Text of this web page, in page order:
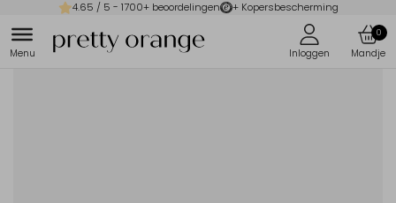
4.65 / 5 - 1700+ beoordelingen + Kopersbescherming
0